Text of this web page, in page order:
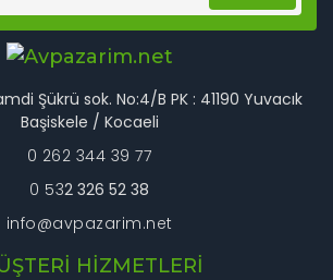
Gönder
Şükrü sok. No:4/B PK : 41190 Yuvacık
Başiskele / Kocaeli
0 262 344 39 77
0 532 326 52 38
info@avpazarim.net
HİZMETLERİ